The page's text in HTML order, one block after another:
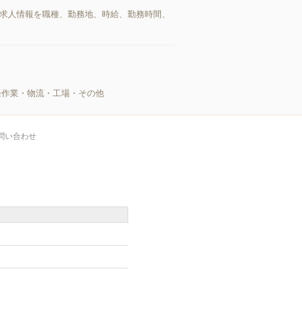
情報を職種、勤務地、時給、勤務時間、
業・物流・工場・その他
い合わせ